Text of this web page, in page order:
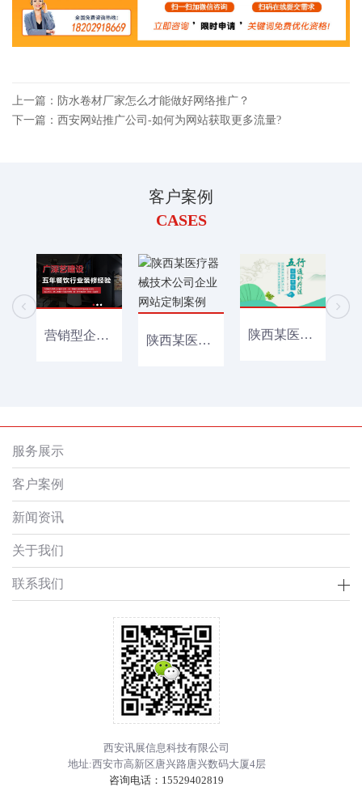
上一篇：防水卷材厂家怎么才能做好网络推广？
下一篇：西安网站推广公司-如何为网站获取更多流量?
客户案例
CASES
营销型企业网站建设+百度小程序开发案例 陕西某医疗器械技术公司企业网站定制案例 陕西某医疗器械公司网站定制建设案例
服务展示
客户案例
新闻资讯
关于我们
联系我们
西安讯展信息科技有限公司
地址:西安市高新区唐兴路唐兴数码大厦4层
咨询电话： 15529402819